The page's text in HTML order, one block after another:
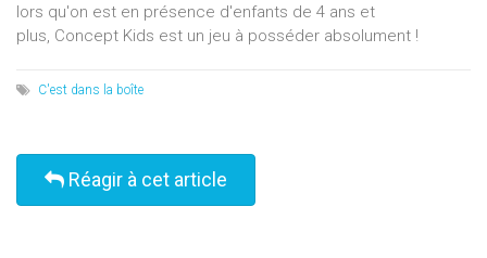
lors qu'on est en présence d'enfants de 4 ans et
plus, Concept Kids est un jeu à posséder absolument !
C'est dans la boîte
Réagir à cet article